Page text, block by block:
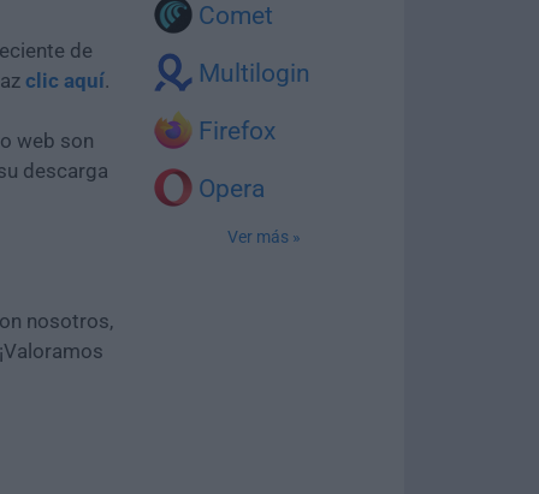
Comet
Multilogin
Firefox
Opera
Ver más »
de
clic aquí.
web son
descarga
nosotros,